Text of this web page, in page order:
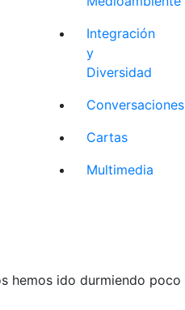
Integración
y
Diversidad
Conversaciones
Cartas
Multimedia
hemos ido durmiendo poco